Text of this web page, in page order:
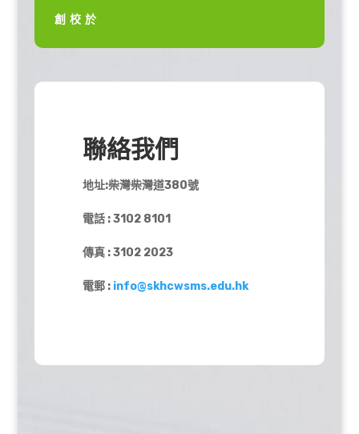
創校於
聯絡我們
地址:柴灣柴灣道380號
電話 : 3102 8101
傳真 : 3102 2023
電郵 : info@skhcwsms.edu.hk